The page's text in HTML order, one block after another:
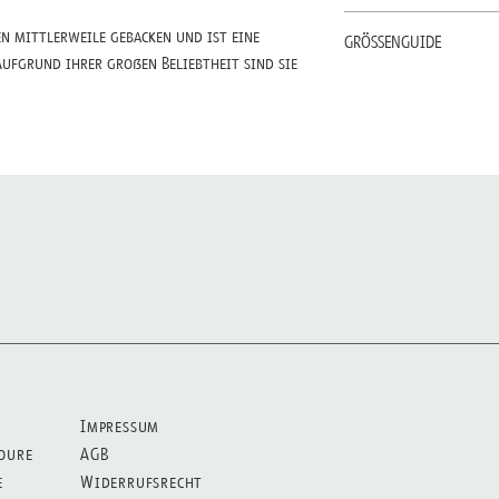
mittlerweile gebacken und ist eine
ihrer großen Beliebtheit sind sie
vorgenommen haben -
eine faire Produktion und
GRÖSSENGUIDE
Impressum
AGB
Widerrufsrecht